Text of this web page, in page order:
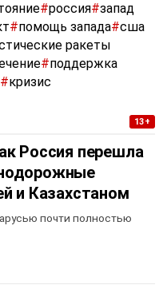
#россия#запад
#помощь запада#сша
ракеты
#поддержка
#кризис
13+
Россия перешла
и Казахстаном
почти полностью